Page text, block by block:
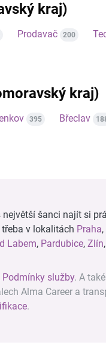
kraj)
Prodavač 200
kraj)
395 Břeclav
největší šanci najít si
třeba v lokalitách Praha,
Labem, Pardubice, Zlín,
Podmínky služby. A
Alma Career a
.